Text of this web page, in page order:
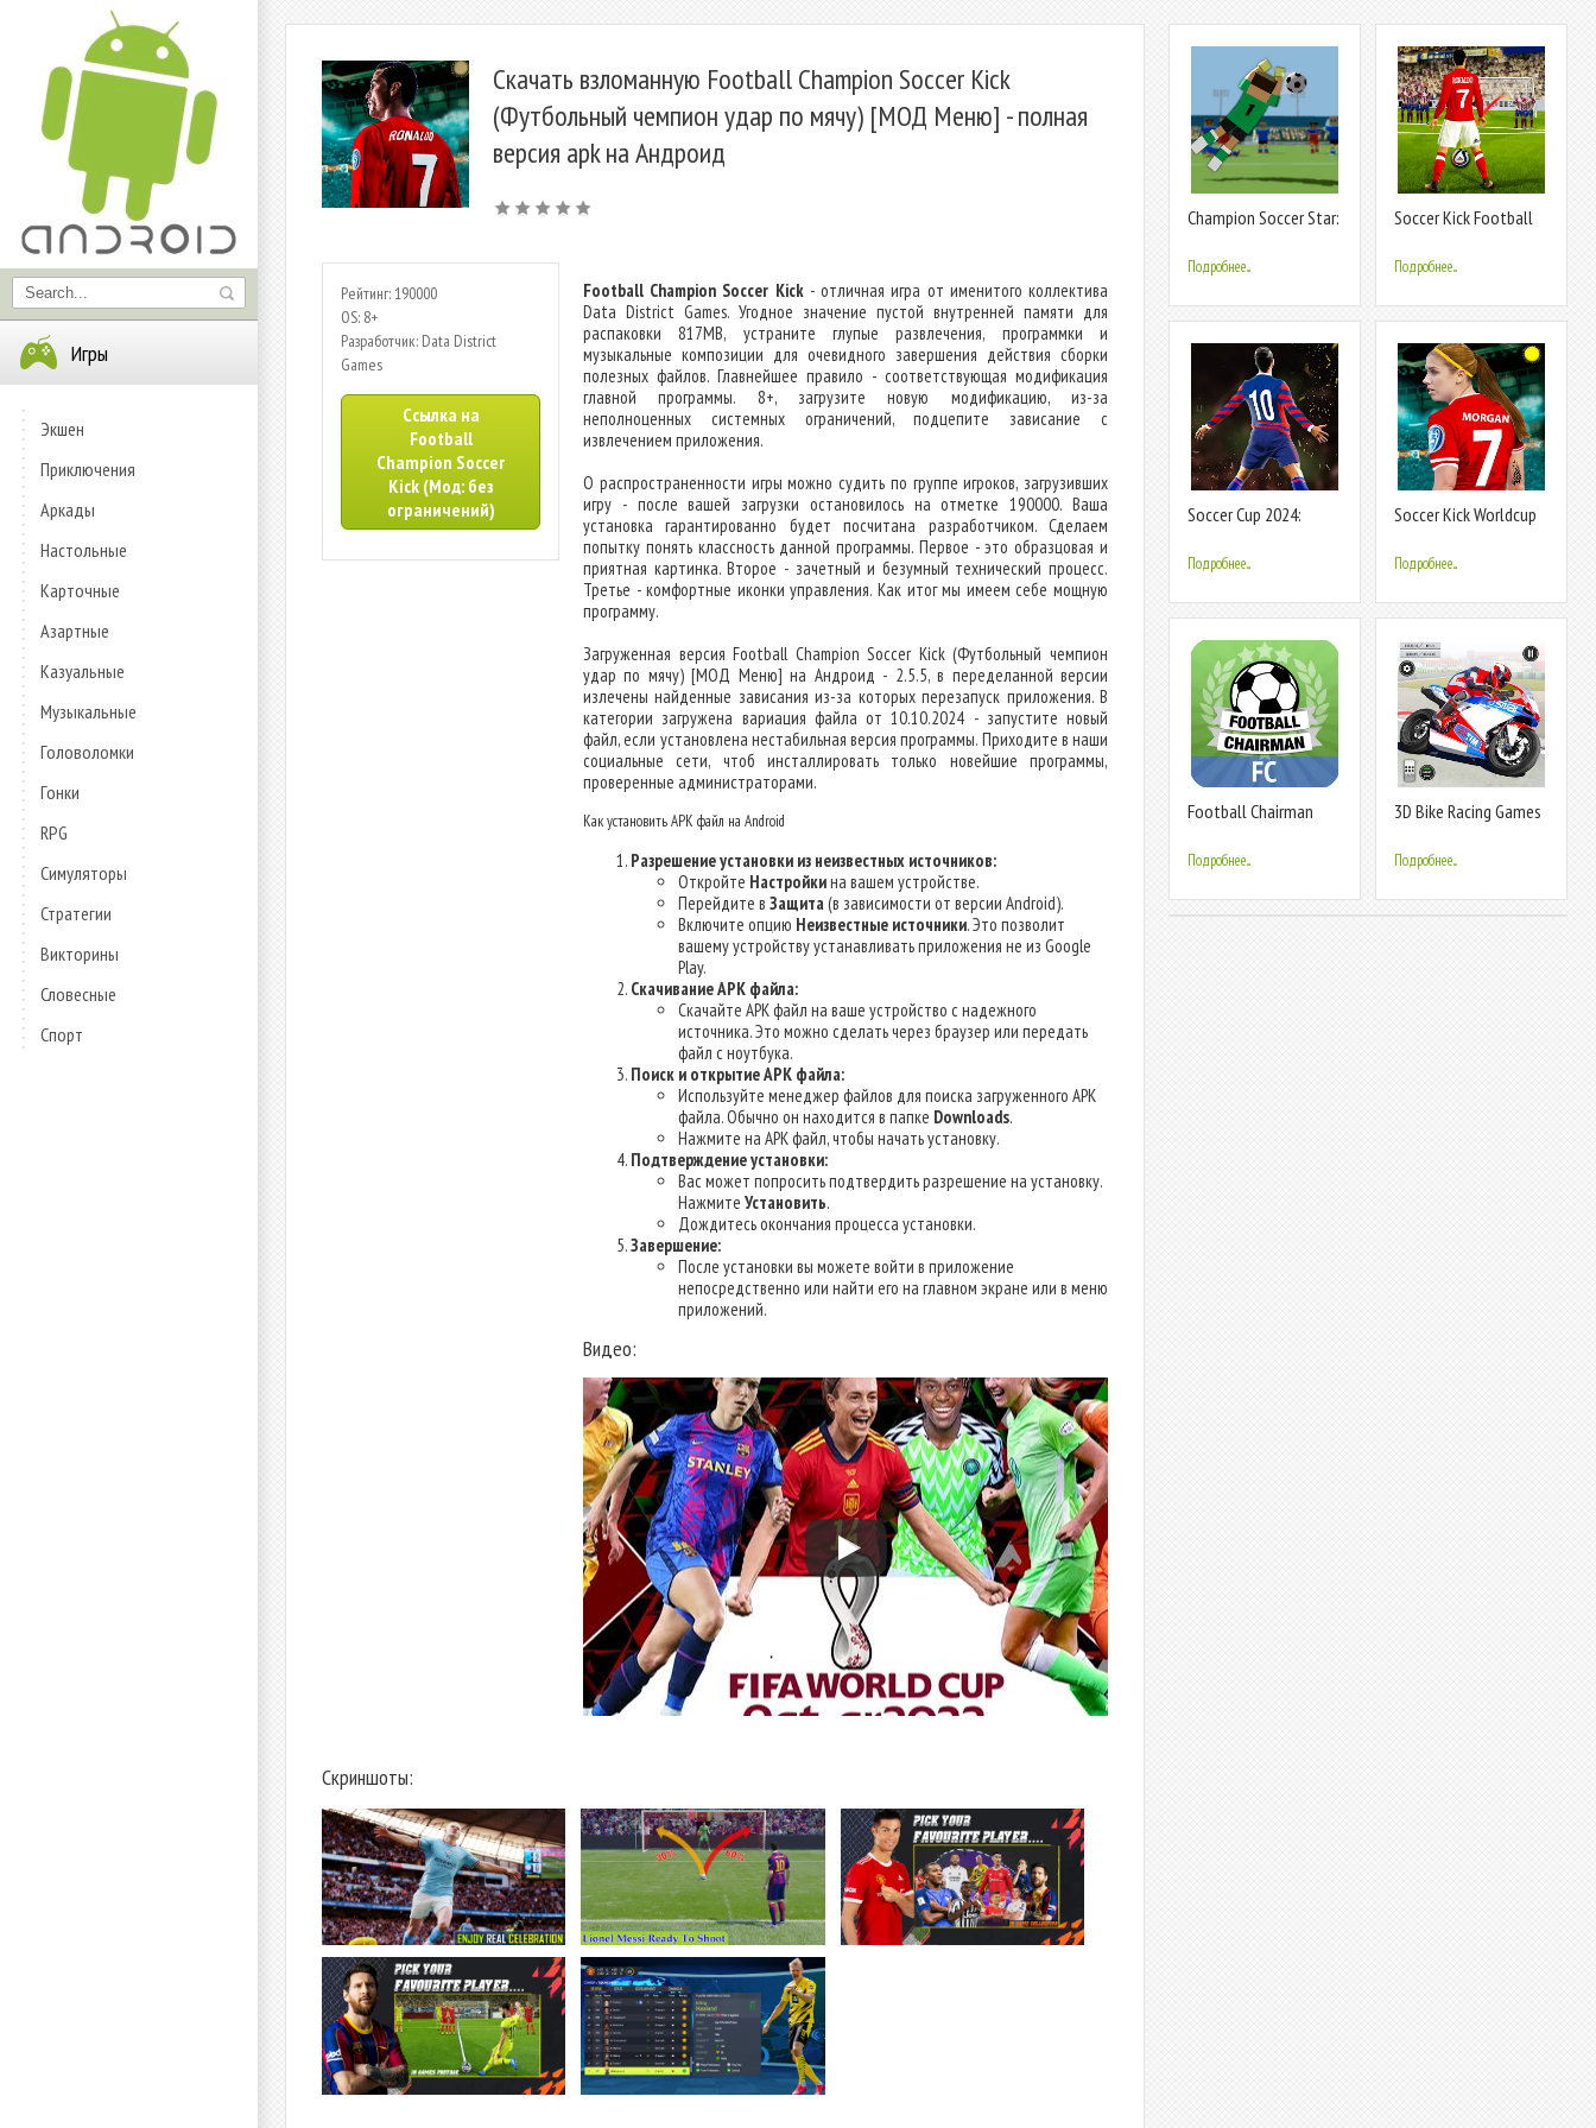
Игры
Экшен
Приключения
Аркады
Настольные
Карточные
Азартные
Казуальные
Музыкальные
Головоломки
Гонки
RPG
Симуляторы
Стратегии
Викторины
Словесные
Спорт
Скачать взломанную Football Champion Soccer Kick
(Футбольный чемпион удар по мячу) [МОД Меню] - полная
версия apk на Андроид
Рейтинг: 190000
OS: 8+
Разработчик: Data District
Games
Ссылка на
Football
Champion Soccer
Kick (Мод: без
ограничений)
Football Champion Soccer Kick- отличная игра от именитого коллектива
Data District Games. Угодное значение пустой внутренней памяти для
распаковки 817MB, устраните глупые развлечения, программки и
музыкальные композиции для очевидного завершения действия сборки
полезных файлов. Главнейшее правило - соответствующая модификация
главной программы. 8+, загрузите новую модификацию, из-за
неполноценных системных ограничений, подцепите зависание с
извлечением приложения.
О распространенности игры можно судить по группе игроков, загрузивших
игру - после вашей загрузки остановилось на отметке 190000. Ваша
установка гарантированно будет посчитана разработчиком. Сделаем
попытку понять классность данной программы. Первое - это образцовая и
приятная картинка. Второе - зачетный и безумный технический процесс.
Третье - комфортные иконки управления. Как итог мы имеем себе мощную
программу.
Загруженная версия Football Champion Soccer Kick (Футбольный чемпион
удар по мячу) [МОД Меню] на Андроид - 2.5.5, в переделанной версии
излечены найденные зависания из-за которых перезапуск приложения. В
категории загружена вариация файла от 10.10.2024 - запустите новый
файл, если установлена нестабильная версия программы. Приходите в наши
социальные сети, чтоб инсталлировать только новейшие программы,
проверенные администраторами.
Как установить APK файл на Android
Разрешение установки из неизвестных источников:
Откройте Настройкина вашем устройстве.
Перейдите в Защита(в зависимости от версии Android).
Включите опцию Неизвестные источники. Это позволит
вашему устройству устанавливать приложения не из Google
Play.
Скачивание APK файла:
Скачайте APK файл на ваше устройство с надежного
источника. Это можно сделать через браузер или передать
файл с ноутбука.
Поиск и открытие APK файла:
Используйте менеджер файлов для поиска загруженного APK
файла. Обычно он находится в папке Downloads.
Нажмите на APK файл, чтобы начать установку.
Подтверждение установки:
Вас может попросить подтвердить разрешение на установку.
Нажмите Установить.
Дождитесь окончания процесса установки.
Завершение:
После установки вы можете войти в приложение
непосредственно или найти его на главном экране или в меню
приложений.
Видео:
Скриншоты:
Champion Soccer Star:
Подробнее...
Soccer Kick Football
Подробнее...
Soccer Cup 2024:
Подробнее...
Soccer Kick Worldcup
Подробнее...
Football Chairman
Подробнее...
3D Bike Racing Games
Подробнее...